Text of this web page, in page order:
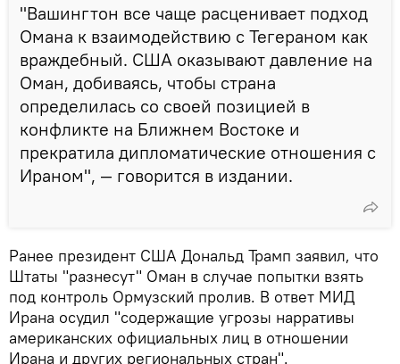
"Вашингтон все чаще расценивает подход
Омана к взаимодействию с Тегераном как
враждебный. США оказывают давление на
Оман, добиваясь, чтобы страна
определилась со своей позицией в
конфликте на Ближнем Востоке и
прекратила дипломатические отношения с
Ираном", — говорится в издании.
Ранее президент США Дональд Трамп заявил, что
Штаты "разнесут" Оман в случае попытки взять
под контроль Ормузский пролив. В ответ МИД
Ирана осудил "содержащие угрозы нарративы
американских официальных лиц в отношении
Ирана и других региональных стран".